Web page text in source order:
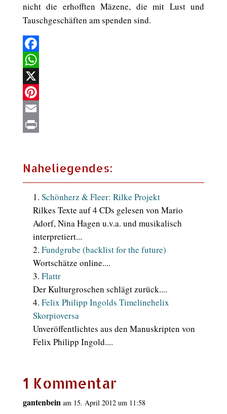
nicht die erhofften Mäzene, die mit Lust und
Tauschgeschäften am spenden sind.
Facebook
WhatsApp
X
Pinterest
Email
Naheliegendes:
Schönherz & Fleer: Rilke Projekt
Rilkes Texte auf 4 CDs gelesen von Mario
Adorf, Nina Hagen u.v.a. und musikalisch
interpretiert...
Fundgrube (backlist for the future)
Wortschätze online....
Flattr
Der Kulturgroschen schlägt zurück....
Felix Philipp Ingolds Timelinehelix
Skorpioversa
Unveröffentlichtes aus den Manuskripten von
Felix Philipp Ingold....
1 Kommentar
gantenbein am 15. April 2012 um 11:58